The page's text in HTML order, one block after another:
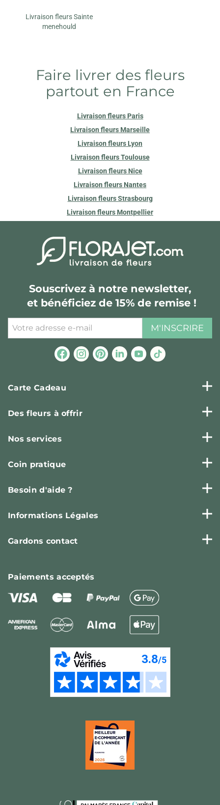
Livraison fleurs Sainte
menehould
Faire livrer des fleurs
partout en France
Livraison fleurs Paris
Livraison fleurs Marseille
Livraison fleurs Lyon
Livraison fleurs Toulouse
Livraison fleurs Nice
Livraison fleurs Nantes
Livraison fleurs Strasbourg
Livraison fleurs Montpellier
Souscrivez à notre newsletter,
et bénéficiez de 15% de remise !
M'INSCRIRE
Carte Cadeau
Des fleurs à offrir
Nos services
Coin pratique
Besoin d'aide ?
Informations Légales
Gardons contact
Paiementsacceptés